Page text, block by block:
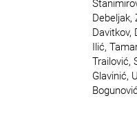
Debeljak,
Davitkov,
Ilić,
Trailović,
Glavinić,